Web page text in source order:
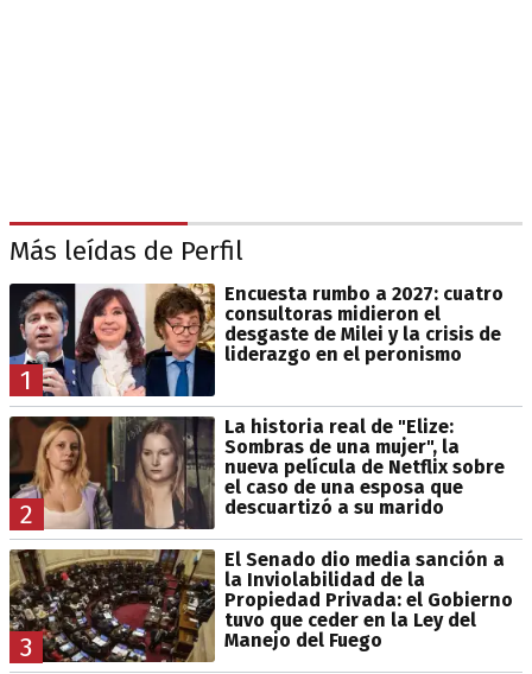
Más leídas de Perfil
1
Encuesta rumbo a 2027: cuatro
consultoras midieron el
desgaste de Milei y la crisis de
liderazgo en el peronismo
2
La historia real de "Elize:
Sombras de una mujer", la
nueva película de Netflix sobre
el caso de una esposa que
descuartizó a su marido
3
El Senado dio media sanción a
la Inviolabilidad de la
Propiedad Privada: el Gobierno
tuvo que ceder en la Ley del
Manejo del Fuego